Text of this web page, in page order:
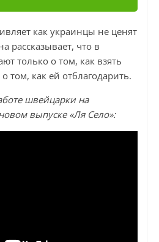
как украинцы не ценят
что в
только о том, как взять
том, как ей отблагодарить.
швейцарки на
выпуске «Ля Село»: